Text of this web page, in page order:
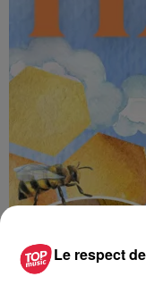
Le respect